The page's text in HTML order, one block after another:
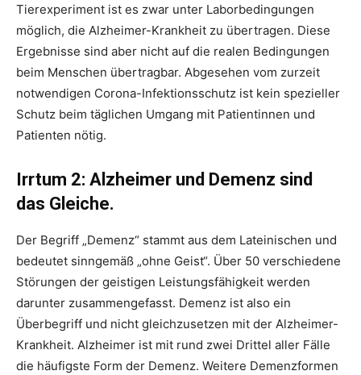
Tierexperiment ist es zwar unter Laborbedingungen
möglich, die Alzheimer-Krankheit zu übertragen. Diese
Ergebnisse sind aber nicht auf die realen Bedingungen
beim Menschen übertragbar. Abgesehen vom zurzeit
notwendigen Corona-Infektionsschutz ist kein spezieller
Schutz beim täglichen Umgang mit Patientinnen und
Patienten nötig.
Irrtum 2: Alzheimer und Demenz sind
das Gleiche.
Der Begriff „Demenz“ stammt aus dem Lateinischen und
bedeutet sinngemäß „ohne Geist“. Über 50 verschiedene
Störungen der geistigen Leistungsfähigkeit werden
darunter zusammengefasst. Demenz ist also ein
Überbegriff und nicht gleichzusetzen mit der Alzheimer-
Krankheit. Alzheimer ist mit rund zwei Drittel aller Fälle
die häufigste Form der Demenz. Weitere Demenzformen